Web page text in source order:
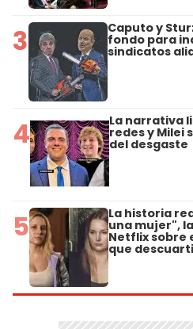
3 Caputo y
fondo para
sindicatos
4 La narrativa
redes y Milei
del desgaste
5 La historia
una mujer",
Netflix sobre
que